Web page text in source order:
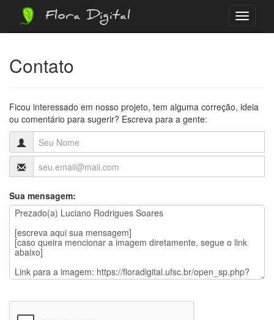
Menu
Flora Digital
Contato
Ficou interessado em nosso projeto, tem alguma correção, ideia
ou comentário para sugerir? Escreva para a gente:
Sua mensagem: